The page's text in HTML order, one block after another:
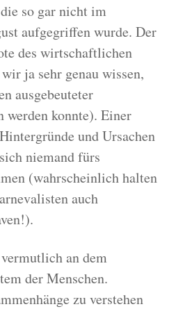
so gar nicht im
aufgegriffen wurde. Der
des wirtschaftlichen
ja sehr genau wissen,
ausgebeuteter
konnte). Einer
und Ursachen
niemand fürs
(wahrscheinlich halten
auch
an dem
der Menschen.
zu verstehen